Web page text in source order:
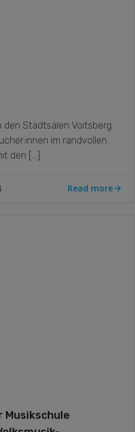
den Stadtsälen Voitsberg
im randvollen
den […]
Read more
Musikschule